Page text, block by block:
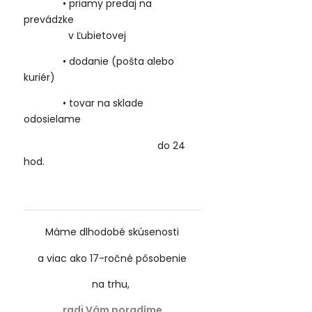
• priamy predaj na
prevádzke
v Ľubietovej
• dodanie (pošta alebo
kuriér)
• tovar na sklade
odosielame
do 24
hod.
Máme dlhodobé skúsenosti
a viac ako 17-ročnépôsobenie
na trhu,